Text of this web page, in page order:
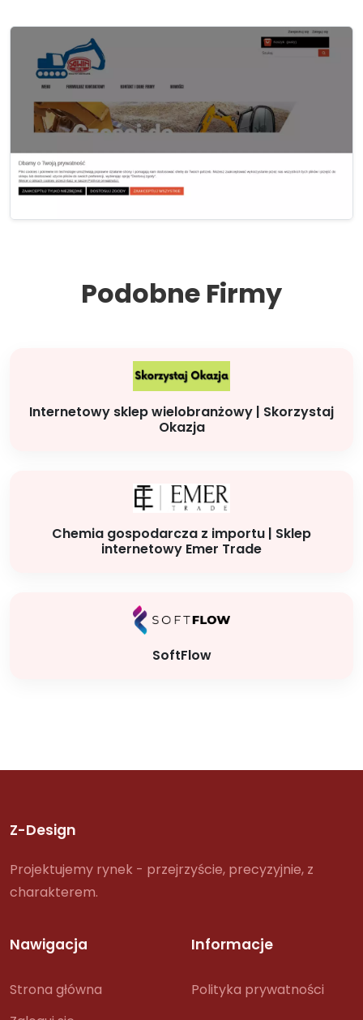
Podobne Firmy
Internetowy sklep wielobranżowy | Skorzystaj
Okazja
Chemia gospodarcza z importu | Sklep
internetowy Emer Trade
SoftFlow
Z-Design
Projektujemy rynek - przejrzyście, precyzyjnie, z
charakterem.
Nawigacja
Strona główna
Informacje
Polityka prywatności